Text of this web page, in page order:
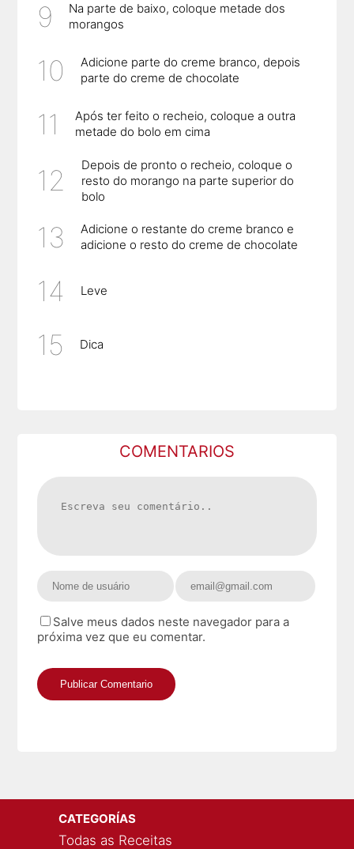
Na parte de baixo, coloque metade dos
morangos
Adicione parte do creme branco, depois
parte do creme de chocolate
Após ter feito o recheio, coloque a outra
metade do bolo em cima
Depois de pronto o recheio, coloque o
resto do morango na parte superior do
bolo
Adicione o restante do creme branco e
adicione o resto do creme de chocolate
Leve
Dica
COMENTARIOS
Salve meus dados neste navegador para a
próxima vez que eu comentar.
CATEGORÍAS
Todas as Receitas